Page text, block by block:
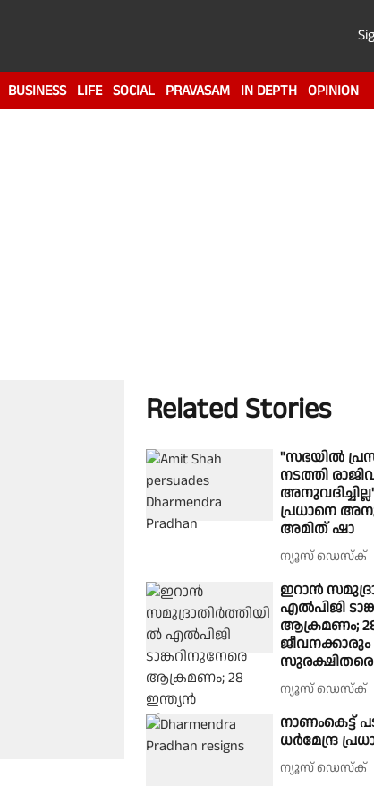
BUSINESS LIFE SOCIAL PRAVASAM IN DEPTH OPINION
Related Stories
"സഭയിൽ
നടത്തി
പ്രധാനെ
അമിത് ഷാ
ന്യൂസ് ഡെസ്ക്
ഇറാന്‍
എല്‍പിജി
ആക്രമണം;
ജീവനക്കാരും
ന്യൂസ് ഡെസ്ക്
നാണംകെട്ട്
ധർമേന്ദ്ര
ന്യൂസ് ഡെസ്ക്